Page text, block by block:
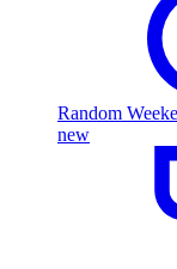
Random
new